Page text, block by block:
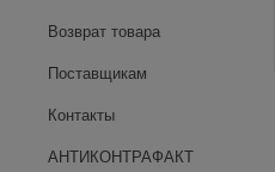
Возврат товара
Поставщикам
Контакты
АНТИКОНТРАФАКТ